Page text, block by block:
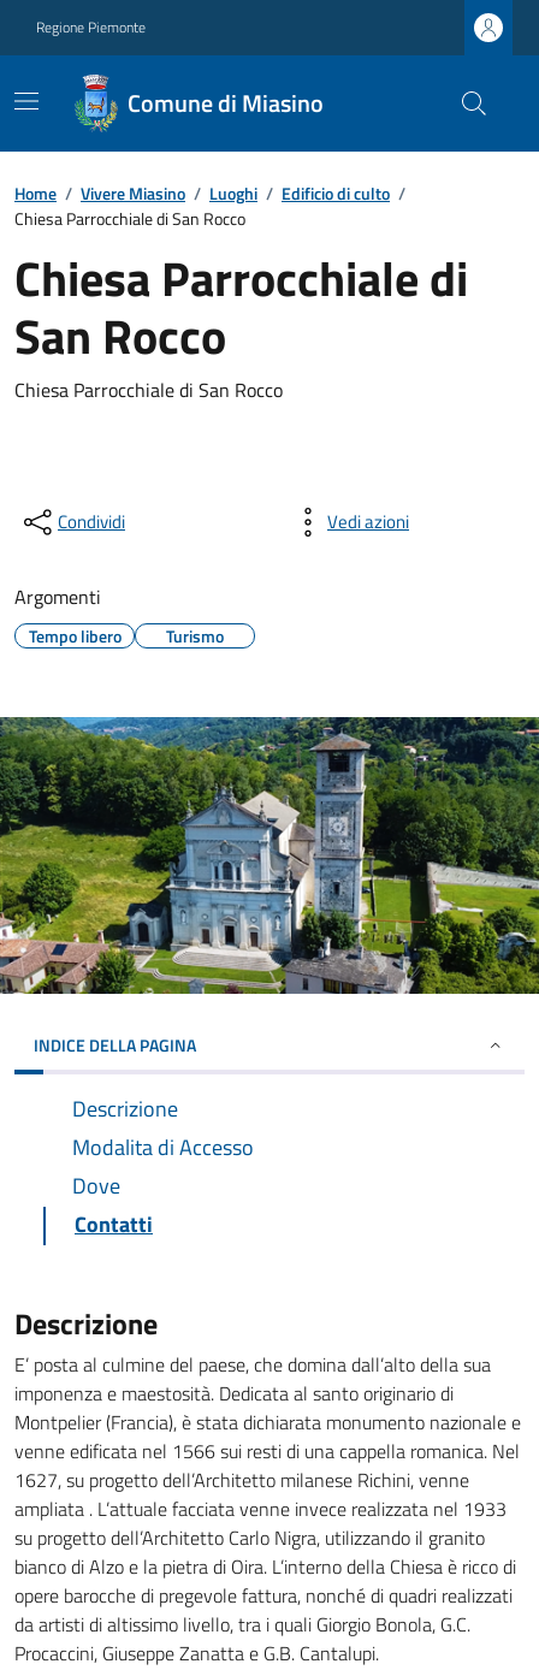
Regione Piemonte
Comune di Miasino
Home / Vivere Miasino / Luoghi / Edificio di culto /
Chiesa Parrocchiale di San Rocco
Chiesa Parrocchiale di
San Rocco
Chiesa Parrocchiale di San Rocco
Condividi Vedi azioni
Argomenti
Tempo libero Turismo
INDICE DELLA PAGINA
Descrizione
Modalita di Accesso
Dove
Contatti
Descrizione
E’ posta al culmine del paese, che domina dall’alto della sua
imponenza e maestosità. Dedicata al santo originario di
Montpelier (Francia), è stata dichiarata monumento nazionale e
venne edificata nel 1566 sui resti di una cappella romanica. Nel
1627, su progetto dell’Architetto milanese Richini, venne
ampliata . L’attuale facciata venne invece realizzata nel 1933
su progetto dell’Architetto Carlo Nigra, utilizzando il granito
bianco di Alzo e la pietra di Oira. L’interno della Chiesa è ricco di
opere barocche di pregevole fattura, nonché di quadri realizzati
da artisti di altissimo livello, tra i quali Giorgio Bonola, G.C.
Procaccini, Giuseppe Zanatta e G.B. Cantalupi.